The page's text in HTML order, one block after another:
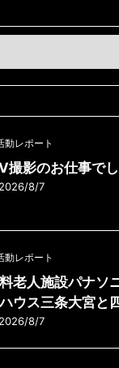
動レポート
撮影のお仕事で
2026/8/7
動レポート
老人施設パナソ
ウス三条大宮と
2026/8/7